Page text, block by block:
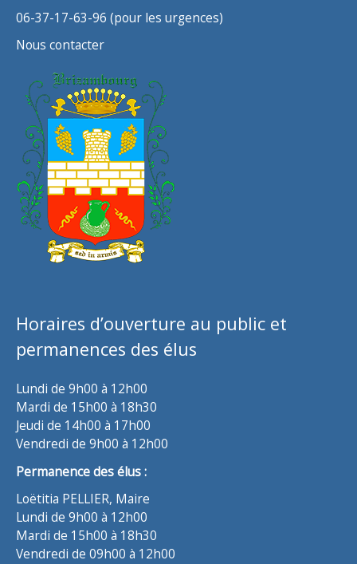
06-37-17-63-96 (pour les urgences)
Nous contacter
Horaires d’ouverture au public et
permanences des élus
Lundi de 9h00 à 12h00
Mardi de 15h00 à 18h30
Jeudi de 14h00 à 17h00
Vendredi de 9h00 à 12h00
Permanence des élus :
Loëtitia PELLIER, Maire
Lundi de 9h00 à 12h00
Mardi de 15h00 à 18h30
Vendredi de 09h00 à 12h00